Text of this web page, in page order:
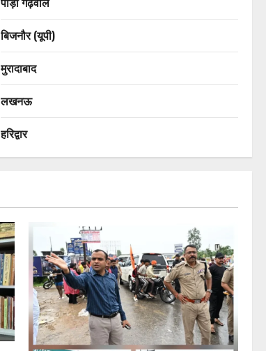
बिजनौर (यूपी)
मुरादाबाद
लखनऊ
हरिद्वार